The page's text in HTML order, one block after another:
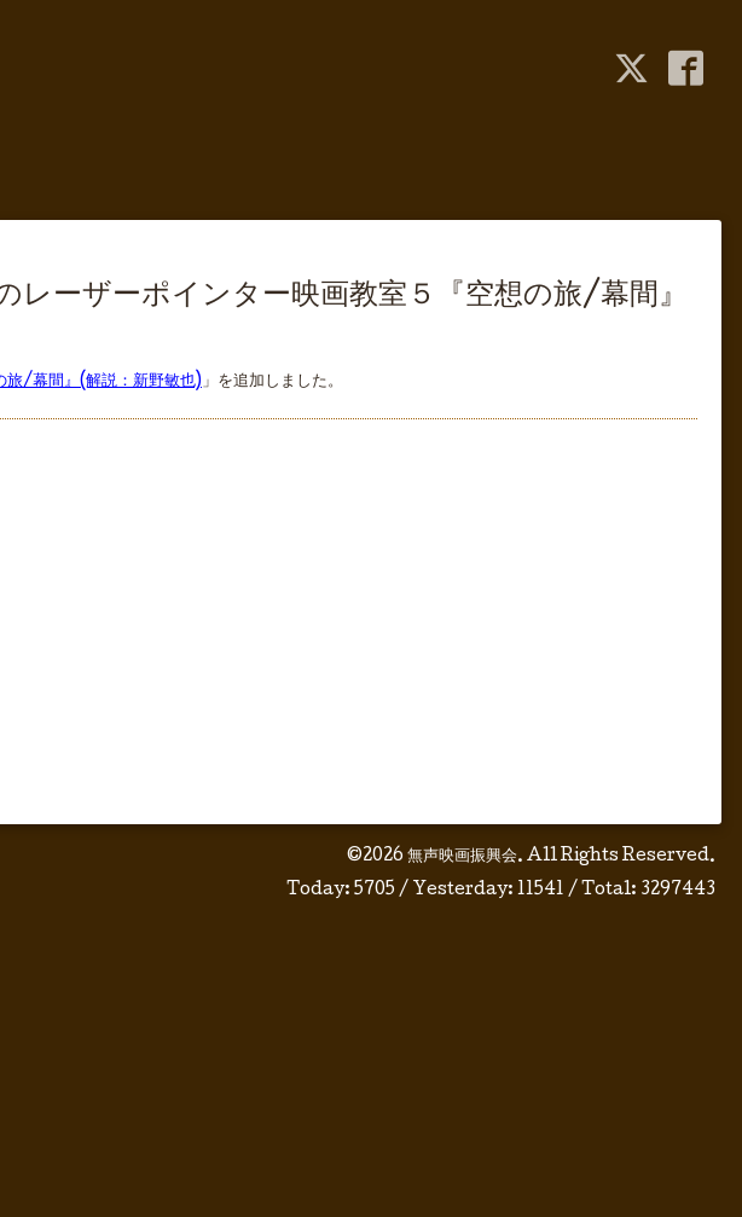
ーザーポインター映画教室５『空想の旅/幕間』
旅/幕間』(解説：新野敏也)」を追加しました。
©2026 無声映画振興会. All Rights Reserved.
Today: 5705 / Yesterday: 11541 / Total: 3297443